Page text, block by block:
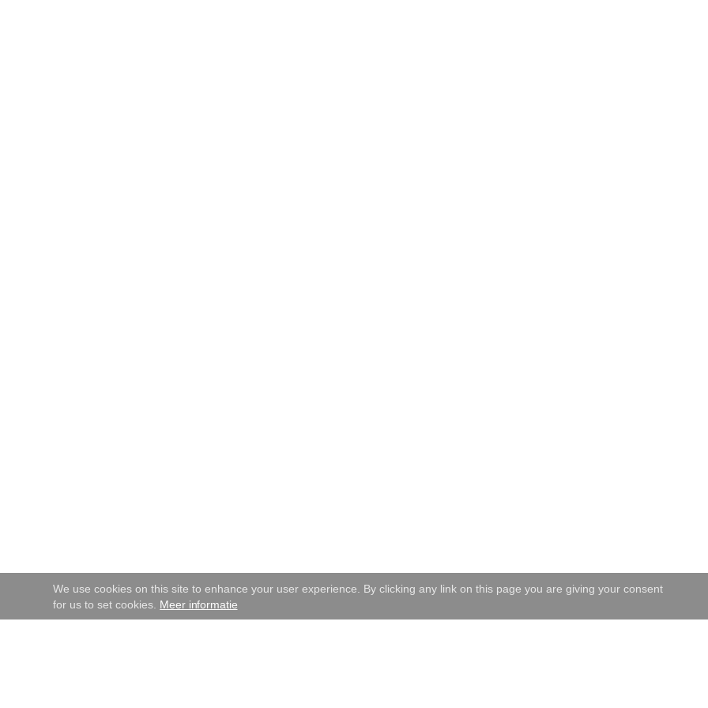
We use cookies on this site to enhance your user experience. By clicking any link on this page you are giving your consent
for us to set cookies. Meer informatie